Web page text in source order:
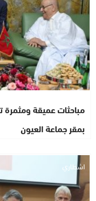
مباحثات عميقة ومثمرة
بمقر جماعة العيون
اشطاري